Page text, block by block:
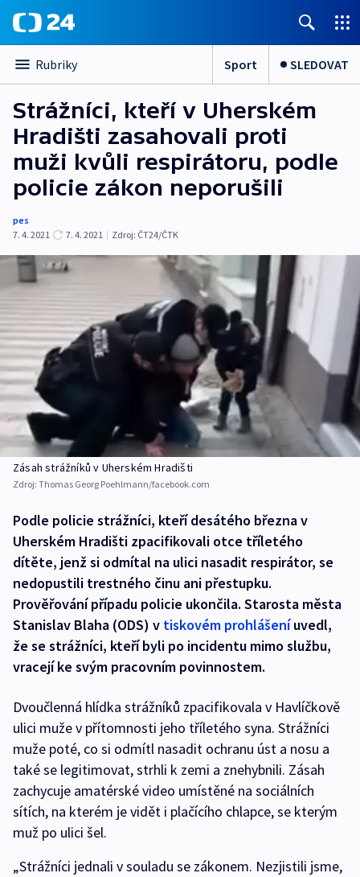
Rubriky Sport SLEDOVAT
Strážníci, kteří v Uherském
Hradišti zasahovali proti
muži kvůli respirátoru, podle
policie zákon neporušili
pes
7. 4. 2021
7. 4. 2021 | Zdroj: ČT24/ČTK
Zásah strážníků v Uherském Hradišti
Zdroj: Thomas Georg Poehlmann/facebook.com
Podle policie strážníci, kteří desátého března v
Uherském Hradišti zpacifikovali otce tříletého
dítěte, jenž si odmítal na ulici nasadit respirátor, se
nedopustili trestného činu ani přestupku.
Prověřování případu policie ukončila. Starosta města
Stanislav Blaha (ODS) v tiskovém prohlášeníuvedl,
že se strážníci, kteří byli po incidentu mimo službu,
vracejí ke svým pracovním povinnostem.
Dvoučlenná hlídka strážníků zpacifikovala v Havlíčkově
ulici muže v přítomnosti jeho tříletého syna. Strážníci
muže poté, co si odmítl nasadit ochranu úst a nosu a
také se legitimovat, strhli k zemi a znehybnili. Zásah
zachycuje amatérské video umístěné na sociálních
sítích, na kterém je vidět i plačícího chlapce, se kterým
muž po ulici šel.
„Strážníci jednali v souladu se zákonem. Nezjistili jsme,